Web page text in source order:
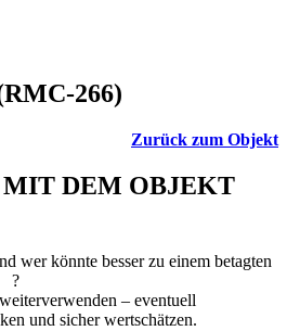
266)
Zurück zum Objekt
DEM OBJEKT
wer könnte besser zu einem betagten
?
– eventuell
und sicher wertschätzen.